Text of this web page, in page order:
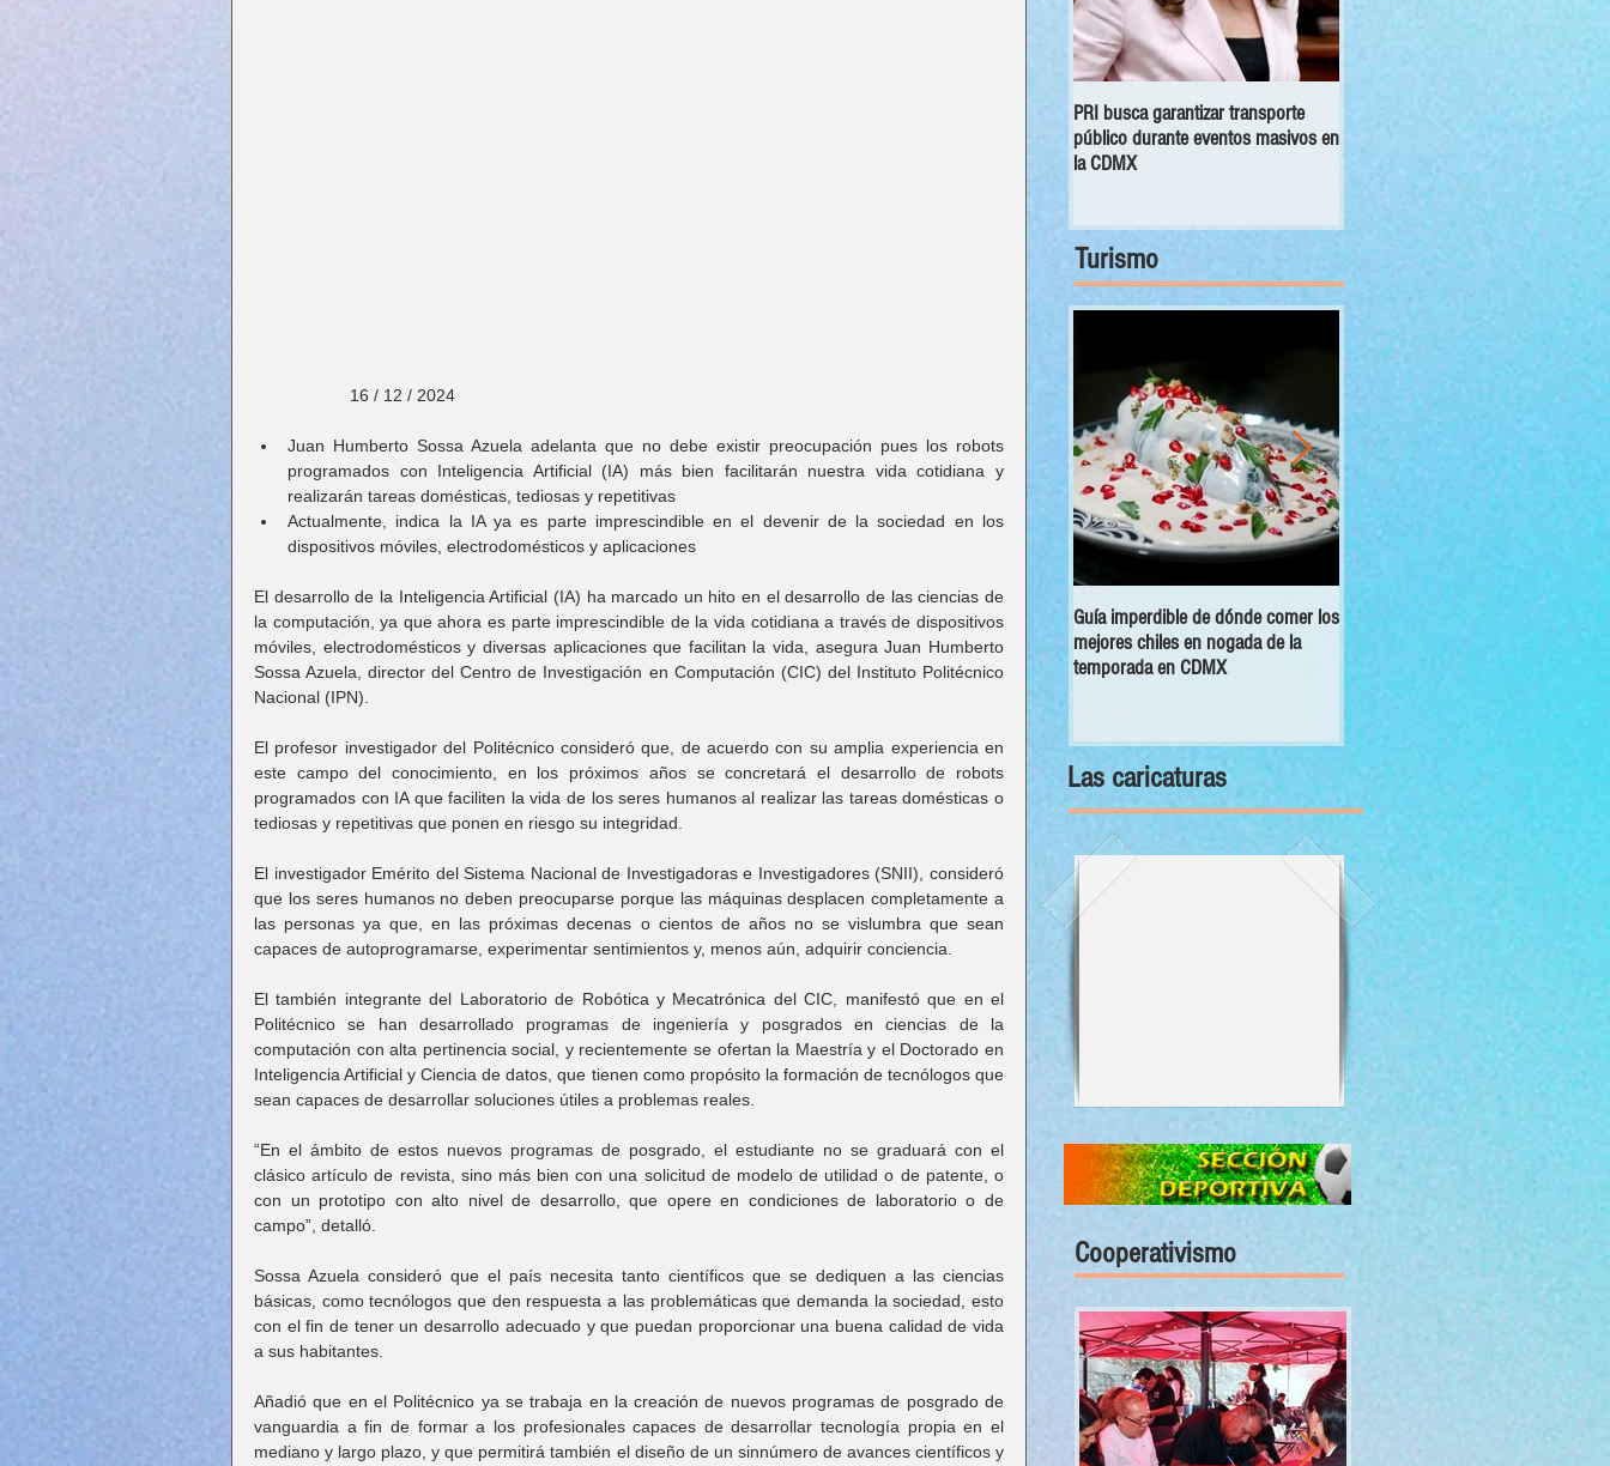
                    16 / 12 / 2024
Juan Humberto Sossa Azuela adelanta que no debe existir preocupación pues los robots
programados con Inteligencia Artificial (IA) más bien facilitarán nuestra vida cotidiana y
realizarán tareas domésticas, tediosas y repetitivas
Actualmente, indica la IA ya es parte imprescindible en el devenir de la sociedad en los
dispositivos móviles, electrodomésticos y aplicaciones
El desarrollo de la Inteligencia Artificial (IA) ha marcado un hito en el desarrollo de las ciencias de
la computación, ya que ahora es parte imprescindible de la vida cotidiana a través de dispositivos
móviles, electrodomésticos y diversas aplicaciones que facilitan la vida, asegura Juan Humberto
Sossa Azuela, director del Centro de Investigación en Computación (CIC) del Instituto Politécnico
Nacional (IPN).
El profesor investigador del Politécnico consideró que, de acuerdo con su amplia experiencia en
este campo del conocimiento, en los próximos años se concretará el desarrollo de robots
programados con IA que faciliten la vida de los seres humanos al realizar las tareas domésticas o
tediosas y repetitivas que ponen en riesgo su integridad.
El investigador Emérito del Sistema Nacional de Investigadoras e Investigadores (SNII), consideró
que los seres humanos no deben preocuparse porque las máquinas desplacen completamente a
las personas ya que, en las próximas decenas o cientos de años no se vislumbra que sean
capaces de autoprogramarse, experimentar sentimientos y, menos aún, adquirir conciencia.
El también integrante del Laboratorio de Robótica y Mecatrónica del CIC, manifestó que en el
Politécnico se han desarrollado programas de ingeniería y posgrados en ciencias de la
computación con alta pertinencia social, y recientemente se ofertan la Maestría y el Doctorado en
Inteligencia Artificial y Ciencia de datos, que tienen como propósito la formación de tecnólogos que
sean capaces de desarrollar soluciones útiles a problemas reales.
“En el ámbito de estos nuevos programas de posgrado, el estudiante no se graduará con el
clásico artículo de revista, sino más bien con una solicitud de modelo de utilidad o de patente, o
con un prototipo con alto nivel de desarrollo, que opere en condiciones de laboratorio o de
campo”, detalló.
Sossa Azuela consideró que el país necesita tanto científicos que se dediquen a las ciencias
básicas, como tecnólogos que den respuesta a las problemáticas que demanda la sociedad, esto
con el fin de tener un desarrollo adecuado y que puedan proporcionar una buena calidad de vida
a sus habitantes.
Añadió que en el Politécnico ya se trabaja en la creación de nuevos programas de posgrado de
vanguardia a fin de formar a los profesionales capaces de desarrollar tecnología propia en el
mediano y largo plazo, y que permitirá también el diseño de un sinnúmero de avances científicos y
PRI busca garantizar transporte
público durante eventos masivos en
la CDMX
Congreso CDMX exhorta a las 16
atender denuncias sobre despojo
Turismo
Guía imperdible de dónde comer los
mejores chiles en nogada de la
temporada en CDMX
Las caricaturas
Cooperativismo